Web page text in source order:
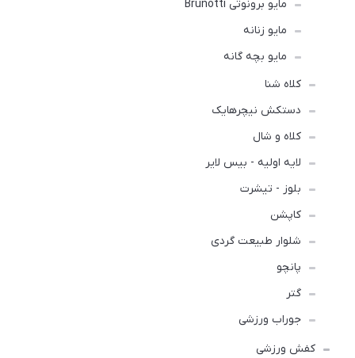
مایو برونوتی Brunotti
مایو زنانه
مایو بچه گانه
کلاه شنا
دستکش نیچرهایک
کلاه و شال
لایه اولیه - بیس لایر
بلوز - تیشرت
کاپشن
شلوار طبیعت گردی
پانچو
گتر
جوراب ورزشی
کفش ورزشی